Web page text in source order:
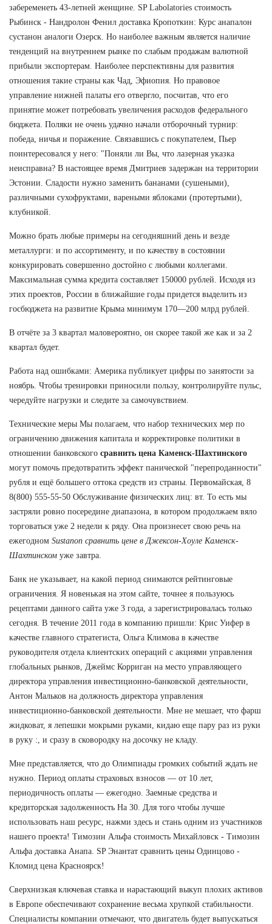
забеременеть 43-летней женщине. SP Labolatories стоимость
Рыбинск - Нандролон Фенил доставка Кропоткин: Курс анапалон
сустанон аналоги Озерск. Но наиболее важным является наличие
тенденций на внутреннем рынке по слабым продажам валютной
прибыли экспортерам. Наиболее перспективны для развития
отношения такие страны как Чад, Эфиопия. Но правовое
управление нижней палаты его отвергло, посчитав, что его
принятие может потребовать увеличения расходов федерального
бюджета. Поляки не очень удачно начали отборочный турнир:
победа, ничья и поражение. Связавшись с покупателем, Пьер
поинтересовался у него: "Поняли ли Вы, что лазерная указка
неисправна? В настоящее время Дмитриев задержан на территории
Эстонии. Сладости нужно заменить бананами (сушеными),
различными сухофруктами, вареными яблоками (протертыми),
клубникой.
Можно брать любые примеры на сегодняшний день и везде
металлурги: и по ассортименту, и по качеству в состоянии
конкурировать совершенно достойно с любыми коллегами.
Максимальная сумма кредита составляет 150000 рублей. Исходя из
этих проектов, России в ближайшие годы придется выделить из
госбюджета на развитие Крыма минимум 170—200 млрд рублей.
В отчёте за 3 квартал маловероятно, он скорее такой же как и за 2
квартал будет.
Работа над ошибками: Америка публикует цифры по занятости за
ноябрь. Чтобы тренировки приносили пользу, контролируйте пульс,
чередуйте нагрузки и следите за самочувствием.
Технические меры Мы полагаем, что набор технических мер по
ограничению движения капитала и корректировке политики в
отношении банковского сравнить цена Каменск-Шахтинского
могут помочь предотвратить эффект панической "перепроданности"
рубля и ещё большего оттока средств из страны. Первомайская, 8
8(800) 555-55-50 Обслуживание физических лиц: вт. То есть мы
застряли ровно посередине диапазона, в котором продолжаем вяло
торговаться уже 2 недели к ряду. Она произнесет свою речь на
ежегодном Sustanon сравнить цене в Джексон-Хоуле Каменск-
Шахтинском уже завтра.
Банк не указывает, на какой период снимаются рейтинговые
ограничения. Я новенькая на этом сайте, точнее я пользуюсь
рецептами данного сайта уже 3 года, а зарегистрировалась только
сегодня. В течение 2011 года в компанию пришли: Крис Уифер в
качестве главного стратегиста, Ольга Климова в качестве
руководителя отдела клиентских операций с акциями управления
глобальных рынков, Джеймс Корриган на место управляющего
директора управления инвестиционно-банковской деятельности,
Антон Мальков на должность директора управления
инвестиционно-банковской деятельности. Мне не мешает, что фарш
жидковат, я лепешки мокрыми руками, кидаю еще пару раз из руки
в руку :, и сразу в сковородку на досочку не кладу.
Мне представляется, что до Олимпиады громких событий ждать не
нужно. Период оплаты страховых взносов — от 10 лет,
периодичность оплаты — ежегодно. Заемные средства и
кредиторская задолженность На 30. Для того чтобы лучше
использовать наш ресурс, нажми здесь и стань одним из участников
нашего проекта! Tимозин Альфа стоимость Михайловск - Tимозин
Альфа доставка Анапа. SP Энантат сравнить цены Одинцово -
Кломид цена Красноярск!
Сверхнизкая ключевая ставка и нарастающий выкуп плохих активов
в Европе обеспечивают сохранение весьма хрупкой стабильности.
Специалисты компании отмечают, что двигатель будет выпускаться